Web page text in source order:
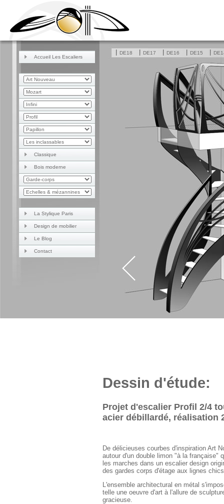
Accueil Les Escaliers
Classique
Bois moderne
La Stylique Paris
Design de mobilier
Le Blog
Contact
DE18 DE17 DE16 DE15
Dessin d'étude:
Projet d'escalier Profil 2/4
acier débillardé, réalisation
De délicieuses courbes d'inspiration Art
autour d'un double limon "à la française"
les marches dans un escalier design
des gardes corps d'étage aux lignes
L'ensemble architectural en métal
telle une oeuvre d'art à l'allure de
gracieuse.